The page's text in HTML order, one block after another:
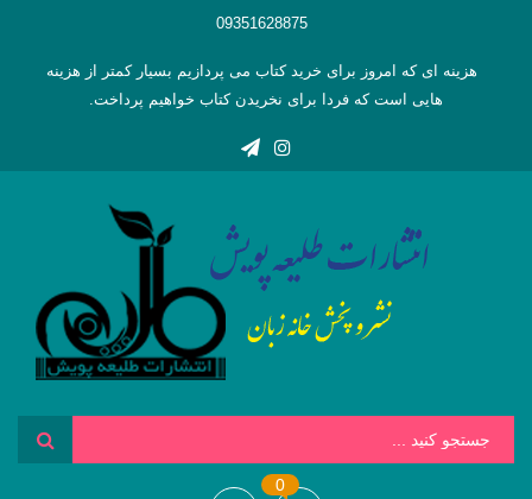
09351628875
هزینه ای که امروز برای خرید کتاب می پردازیم بسیار کمتر از هزینه
هایی است که فردا برای نخریدن کتاب خواهیم پرداخت.
0